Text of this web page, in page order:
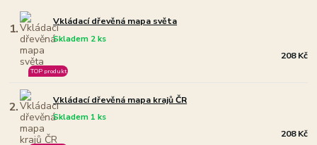
1. Vkládací dřevěná mapa světa
Skladem 2 ks
TOP produkt
208 Kč
2. Vkládací dřevěná mapa krajů ČR
Skladem 1 ks
208 Kč